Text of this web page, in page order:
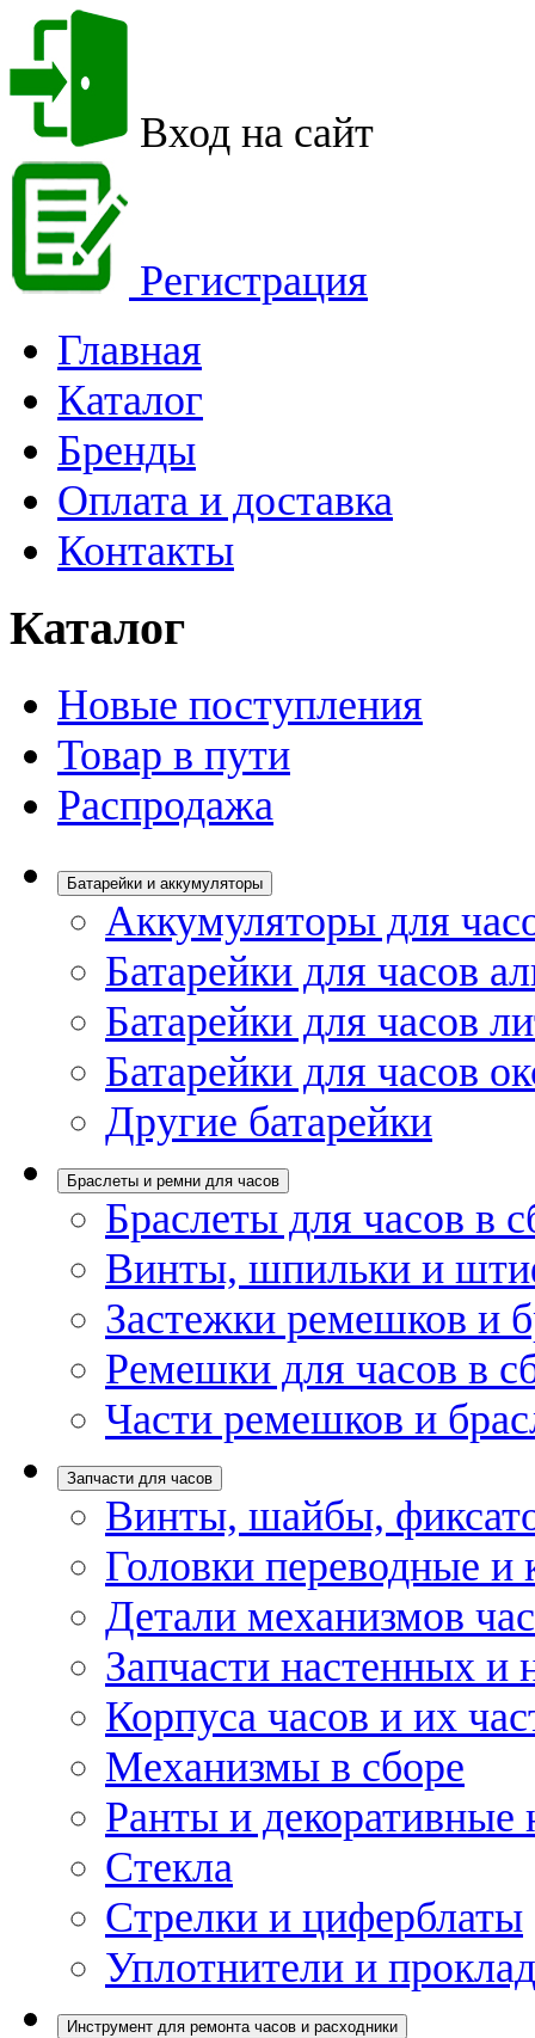
Вход на сайт
Регистрация
Главная
Каталог
Бренды
Оплата и доставка
Контакты
Каталог
Новые поступления
Товар в пути
Распродажа
Батарейки и аккумуляторы
Аккумуляторы для
Батарейки для часов
Батарейки для часов
Батарейки для часов
Другие батарейки
Браслеты и ремни для часов
Браслеты для часов в
Винты, шпильки и
Застежки ремешков и
Ремешки для часов в
Части ремешков и
Запчасти для часов
Винты, шайбы,
Головки переводные и
Детали механизмов
Запчасти настенных и
Корпуса часов и их
Механизмы в сборе
Ранты и декоративные
Стекла
Стрелки и циферблаты
Уплотнители и
Инструмент для ремонта часов и расходники